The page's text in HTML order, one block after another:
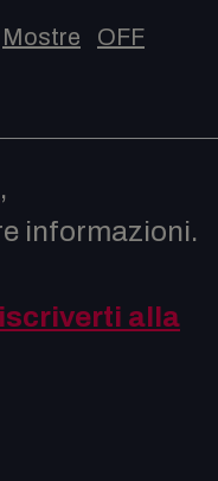
Mostre
OFF
,
informazioni.
iscriverti alla